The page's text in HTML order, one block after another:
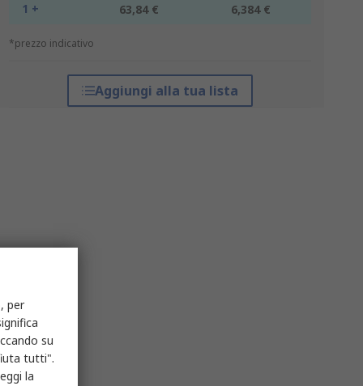
1 + 63,84 € 6,384 €
*prezzo indicativo
Aggiungi alla tua lista
per
su
tutti".
la